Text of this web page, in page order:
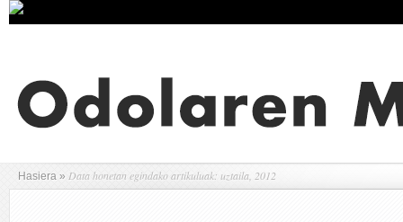
Hasiera » Data honetan egindako artikuluak: uztaila, 2012